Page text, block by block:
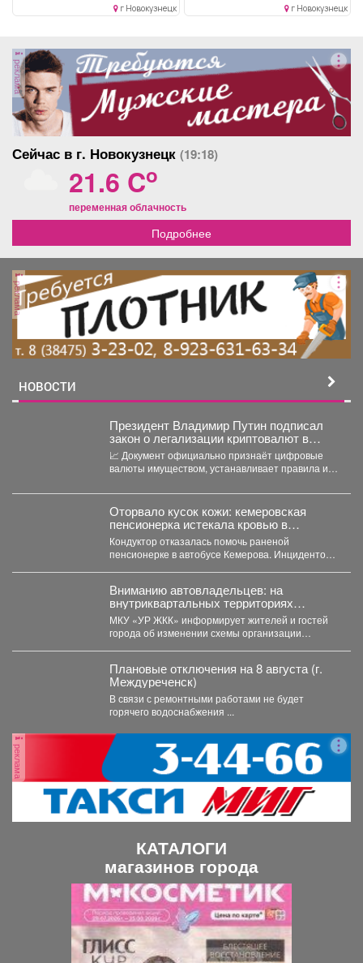
г Новокузнецк г Новокузнецк
реклама
Сейчас в г. Новокузнецк (19:18)
21.6 Co
переменная облачность
Подробнее
реклама
НОВОСТИ
Президент Владимир Путин подписал
закон о легализации криптовалют в
России.
📈 Документ официально признаёт цифровые
валюты имуществом, устанавливает правила их
Оторвало кусок кожи: кемеровская
пенсионерка истекала кровью в
автобусе
Кондуктор отказалась помочь раненой
пенсионерке в автобусе Кемерова. Инцидентом
Вниманию автовладельцев: на
внутриквартальных территориях
Междуреченского муниципального
округа вводятся ограничения стоянки.
МКУ «УР ЖКК» информирует жителей и гостей
города об изменении схемы организации
Плановые отключения на 8 августа (г.
Междуреченск)
В связи с ремонтными работами не будет
горячего водоснабжения ...
реклама
КАТАЛОГИ
магазинов города